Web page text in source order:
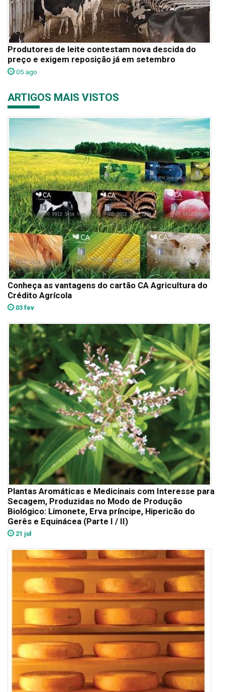
Produtores de leite contestam nova descida do
preço e exigem reposição já em setembro
05 ago
ARTIGOS MAIS VISTOS
Conheça as vantagens do cartão CA Agricultura do
Crédito Agrícola
03 fev
Plantas Aromáticas e Medicinais com Interesse para
Secagem, Produzidas no Modo de Produção
Biológico: Limonete, Erva príncipe, Hipericão do
Gerês e Equinácea (Parte I / II)
21 jul